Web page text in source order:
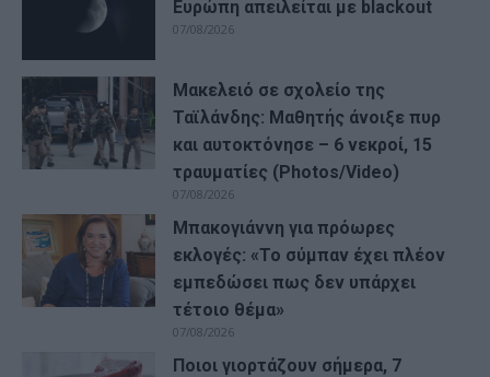
Ευρώπη απειλείται με blackout
07/08/2026
Μακελειό σε σχολείο της
Ταϊλάνδης: Μαθητής άνοιξε πυρ
και αυτοκτόνησε – 6 νεκροί, 15
τραυματίες (Photos/Video)
07/08/2026
Μπακογιάννη για πρόωρες
εκλογές: «Το σύμπαν έχει πλέον
εμπεδώσει πως δεν υπάρχει
τέτοιο θέμα»
07/08/2026
Ποιοι γιορτάζουν σήμερα, 7